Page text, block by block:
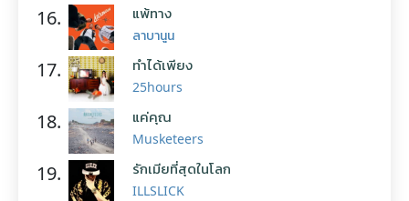
16. แพ้ทาง
ลาบานูน
17. ทำได้เพียง
25hours
18. แค่คุณ
Musketeers
19. รักเมียที่สุดในโลก
ILLSLICK